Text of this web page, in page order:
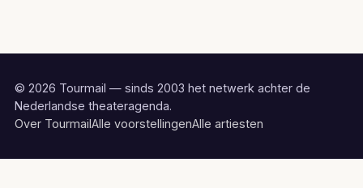
© 2026 Tourmail — sinds 2003 het netwerk achter de
Nederlandse theateragenda.
Over TourmailAlle voorstellingenAlle artiesten